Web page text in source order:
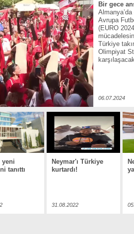
Bir gece
Avrupa
(EURO
Türkiye
Olimpiyat
06.07.2024
yeni
tanıttı
Neymar'ı Türkiye
kurtardı!
31.08.2022